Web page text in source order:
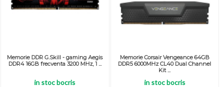
Memorie DDR G.Skill - gaming Aegis
DDR4 16GB frecventa 3200 MHz, 1 ...
in stoc bocris
Memorie Corsair Vengeance 64GB
DDR5 6000MHz CL40 Dual Channel
Kit ...
in stoc bocris